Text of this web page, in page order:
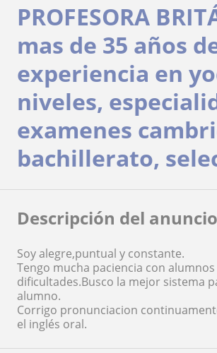
PROFESORA
mas de 35 años
experiencia en
niveles,
examenes
bachillerato,
Descripción del anuncio
Soy alegre,puntual y constante.
Tengo mucha paciencia con
dificultades.Busco la mejor sistema
alumno.
Corrigo pronunciacion
el inglés oral.